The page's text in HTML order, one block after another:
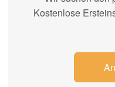
Kostenlose